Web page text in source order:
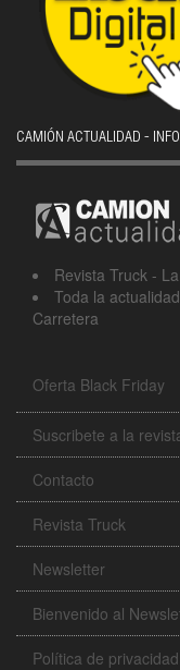
CAMIÓN ACTUALIDAD -
Revista Truck -
Toda la
Carretera
Oferta Black Friday
Suscribete a la
Contacto
Revista Truck
Newsletter
Bienvenido al
Política de privacidad